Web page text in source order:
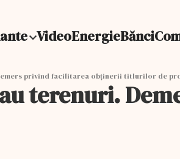
VideoEnergieBănci
privind facilitarea obţinerii titlurilor de
terenuri.